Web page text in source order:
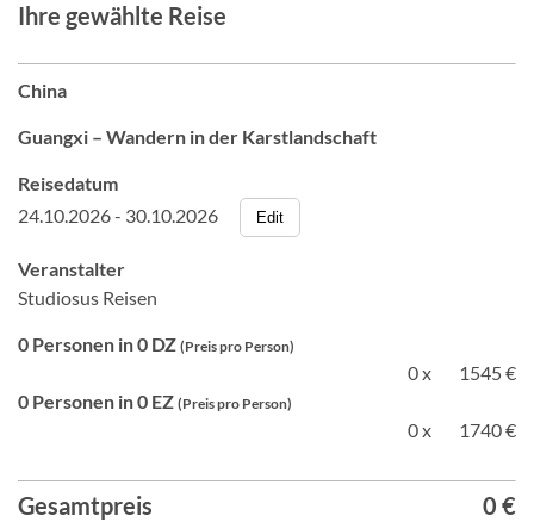
Ihre gewählte Reise
China
Guangxi – Wandern in der Karstlandschaft
Reisedatum
24.10.2026 - 30.10.2026
Edit
Veranstalter
Studiosus Reisen
0 Personen in 0 DZ (Preis pro Person)
0 x
1545 €
0 Personen in 0 EZ (Preis pro Person)
0 x 1740 €
Gesamtpreis 0 €